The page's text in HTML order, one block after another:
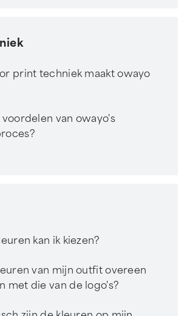
print techniek maakt owayo
van owayo's
kan ik kiezen?
van mijn outfit overeen
met die van de logo's?